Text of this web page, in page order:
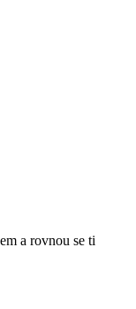
a rovnou se ti